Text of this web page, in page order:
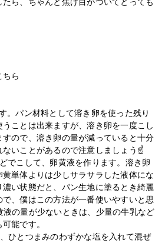
ちら
。パン材料として溶き卵を使った残り
ことは出来ますが、溶き卵を一度こし
ので、溶き卵の量が減っていると十分
いことがあるので注意しましょう☝
でこして、卵黄液を作ります。溶き卵
単体よりは少しサラサラした液体にな
い状態だと、パン生地に塗るとき綺麗
、僕はこの方法が一番使いやすいと思
の量が少ないときは、少量の牛乳など
能です。
ひとつまみのわずかな塩を入れて混ぜ